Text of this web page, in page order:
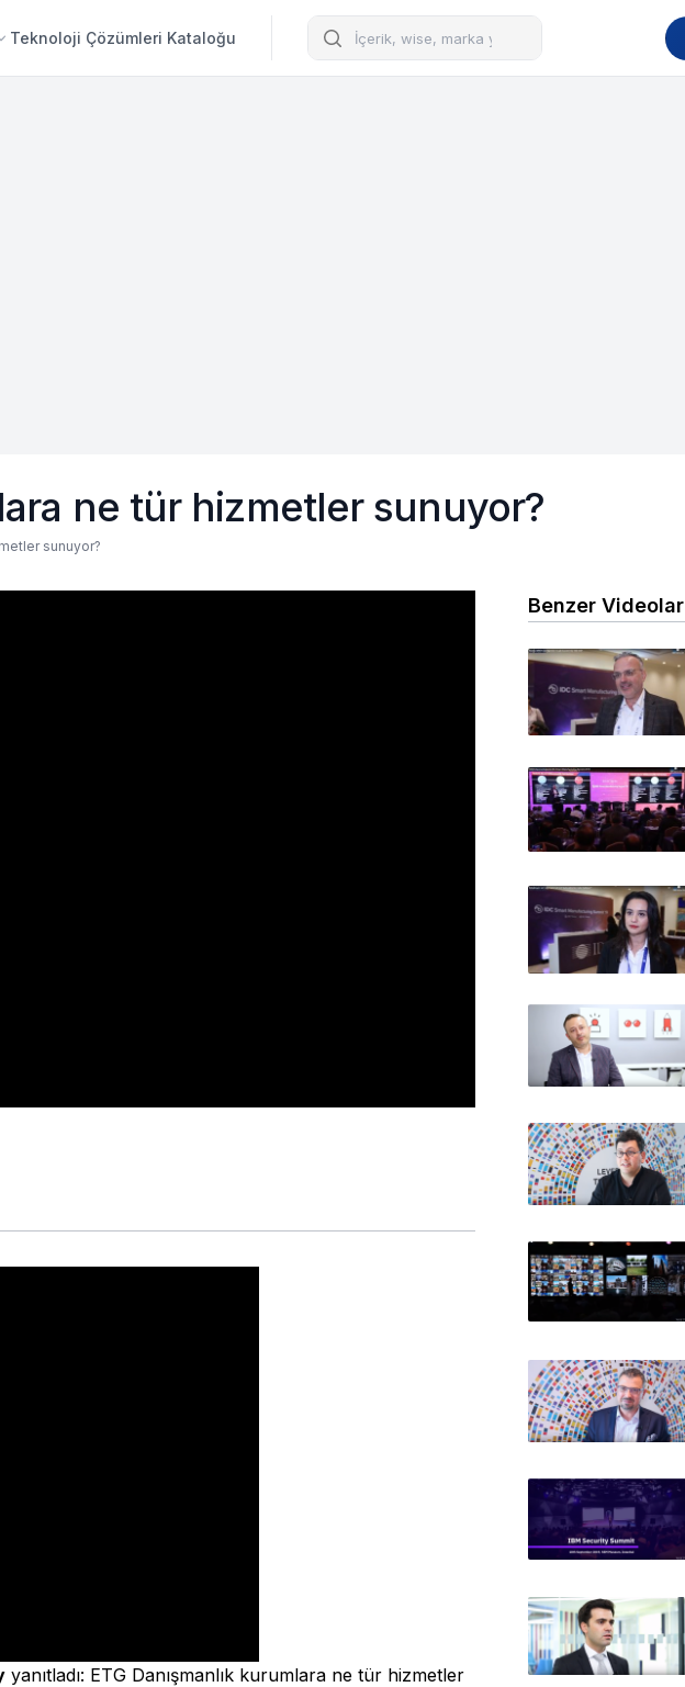
Teknoloji Çözümleri Kataloğu Arama
ne tür hizmetler sunuyor?
sunuyor?
yanıtladı: ETG Danışmanlık kurumlara ne tür hizmetler
Benzer Videolar